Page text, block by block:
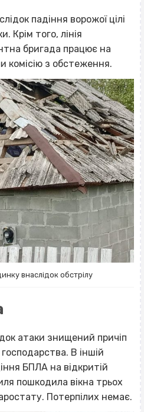
падіння ворожої цілі
Крім того, лінія
бригада працює на
комісію з обстеження.
внаслідок обстрілу
атаки знищений причіп
В іншій
БПЛА на відкритій
пошкодила вікна трьох
Потерпілих немає.